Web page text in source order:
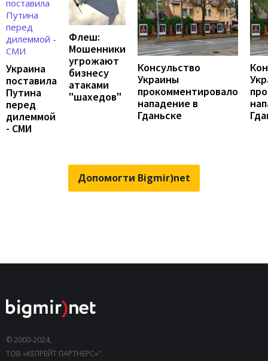
Украина
поставила
Путина
перед
дилеммой
- СМИ
Флеш:
Мошенники
угрожают
бизнесу
атаками
"шахедов"
Консульство
Украины
прокомментировало
нападение в
Гданьске
Допомогти Bigmir)net
© 2000-2024,
ТОВ «КЕПРЕЙТ ПАРТНЕРС»".